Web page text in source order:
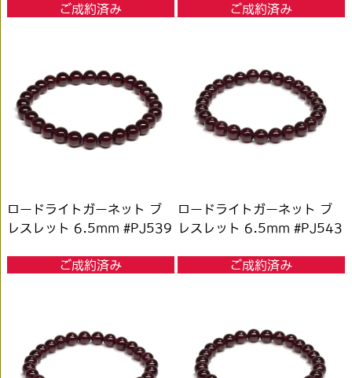
ご成約済み
ご成約済み
ロードライトガーネット ブ
レスレット 6.5mm #PJ539
ご成約済み
ロードライトガーネット ブ
レスレット 6.5mm #PJ543
ご成約済み